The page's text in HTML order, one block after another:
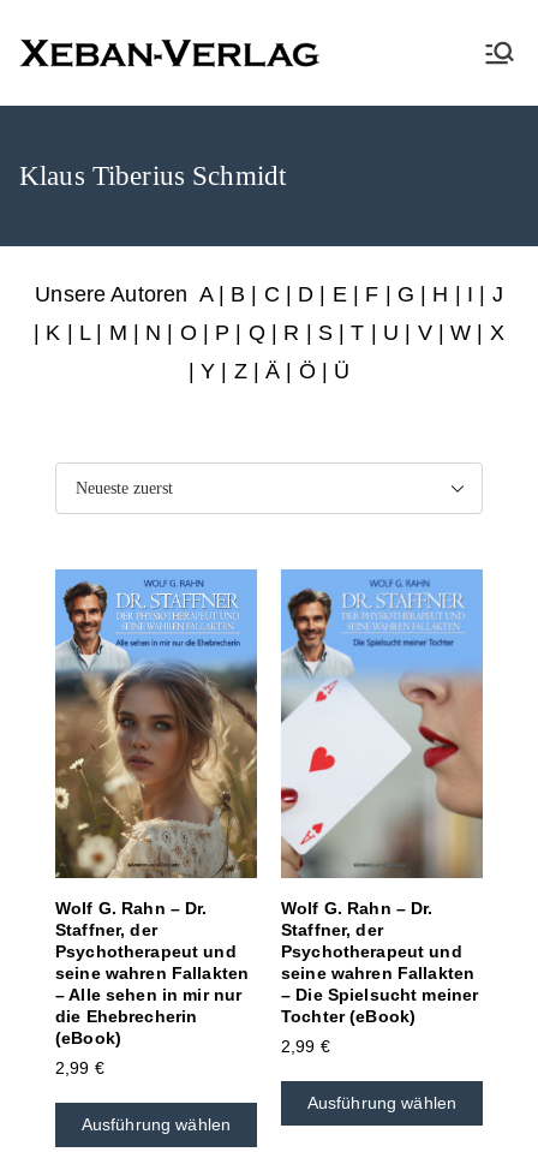
XEBAN-Verlag
Klaus Tiberius Schmidt
Unsere Autoren A| B C D E| F G H I
J
K L| M N O P Q| R S |T U V|W
X
Y Z|Ä | Ö | Ü
Wolf G. Rahn – Dr.
Staffner, der
Psychotherapeut und
seine wahren Fallakten
– Alle sehen in mir nur
die Ehebrecherin
(eBook)
2,99 €
Ausführung wählen
Wolf G. Rahn – Dr.
Staffner, der
Psychotherapeut und
seine wahren Fallakten
– Die Spielsucht meiner
Tochter (eBook)
2,99 €
Ausführung wählen